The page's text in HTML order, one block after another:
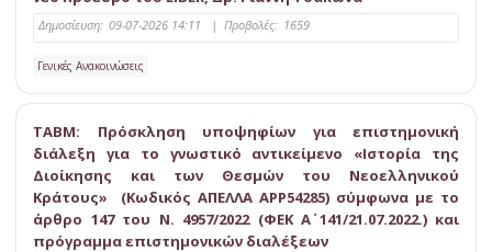
Δημοσίευση: 09-07-2026 14:11 | Προβολές: 1659
Γενικές Ανακοινώσεις
ΤΑΒΜ: Πρόσκληση υποψηφίων για επιστημονική
διάλεξη για το γνωστικό αντικείμενο «Ιστορία της
Διοίκησης και των Θεσμών του Νεοελληνικού
Κράτους» (Κωδικός ΑΠΕΛΛΑ APP54285) σύμφωνα με το
άρθρο 147 του Ν. 4957/2022 (ΦΕΚ Α΄ 141/21.07.2022.) και
πρόγραμμα επιστημονικών διαλέξεων